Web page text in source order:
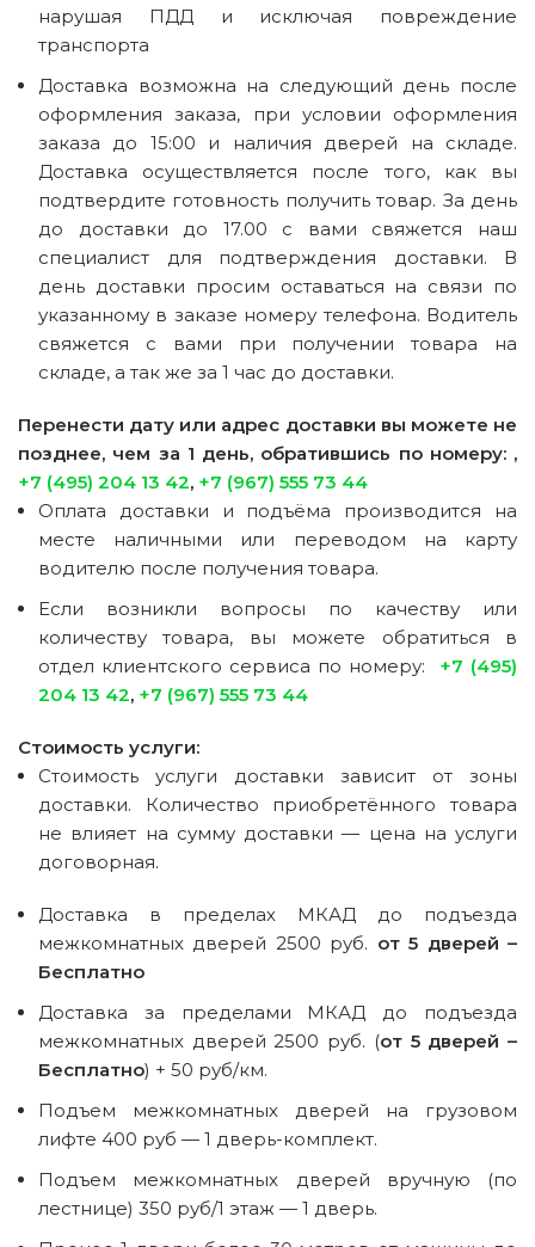
нарушая ПДД и исключая повреждение
транспорта
Доставка возможна на следующий день после
оформления заказа, при условии оформления
заказа до 15:00 и наличия дверей на складе.
Доставка осуществляется после того, как вы
подтвердите готовность получить товар. За день
до доставки до 17.00 с вами свяжется наш
специалист для подтверждения доставки. В
день доставки просим оставаться на связи по
указанному в заказе номеру телефона. Водитель
свяжется с вами при получении товара на
складе, а так же за 1 час до доставки.
Перенести дату или адрес доставки вы можете не
позднее, чем за 1 день, обратившись по номеру: ,
+7 (495) 204 13 42, +7 (967) 555 73 44
Оплата доставки и подъёма производится на
месте наличными или переводом на карту
водителю после получения товара.
Если возникли вопросы по качеству или
количеству товара, вы можете обратиться в
отдел клиентского сервиса по номеру:
+7 (495)
204 13 42, +7 (967) 555 73 44
Стоимость услуги:
Стоимость услуги доставки зависит от зоны
доставки. Количество приобретённого товара
не влияет на сумму доставки — цена на услуги
договорная.
Доставка в пределах МКАД до подъезда
межкомнатных дверей 2500 руб. от 5 дверей –
Бесплатно
Доставка за пределами МКАД до подъезда
межкомнатных дверей 2500 руб. (от 5 дверей –
Бесплатно) + 50 руб/км.
Подъем межкомнатных дверей на грузовом
лифте 400 руб — 1 дверь-комплект.
Подъем межкомнатных дверей вручную (по
лестнице) 350 руб/1 этаж — 1 дверь.